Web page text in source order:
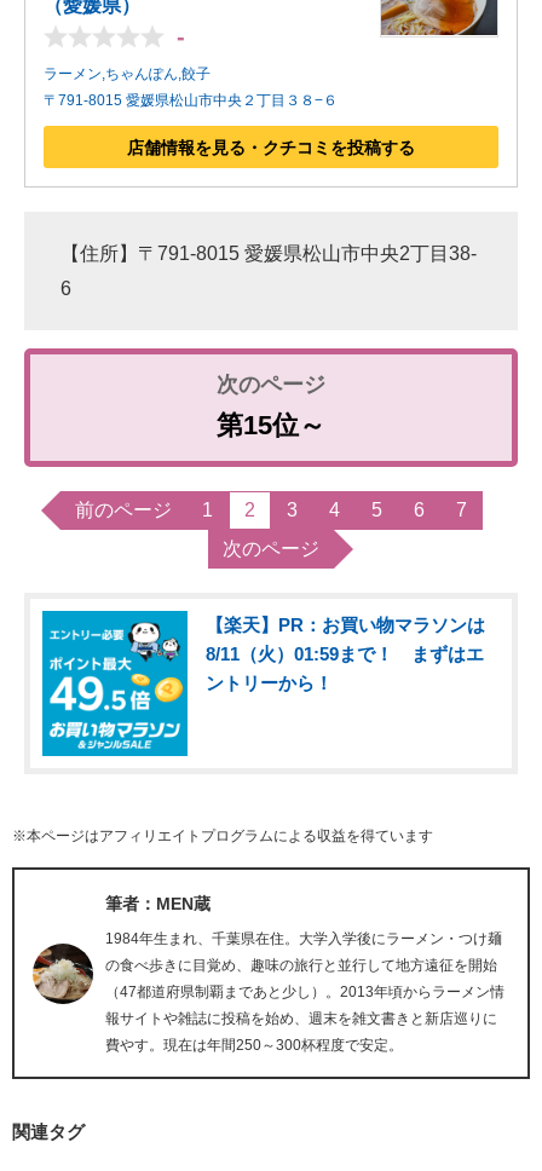
（愛媛県）
-
ラーメン,ちゃんぽん,餃子
〒791-8015 愛媛県松山市中央２丁目３８−６
店舗情報を見る・クチコミを投稿する
【住所】〒791-8015 愛媛県松山市中央2丁目38-
6
第15位～
前のページ 1 2 3 4 5 6
7
次のページ
【楽天】PR：お買い物マラソンは
8/11（火）01:59まで！ まずはエ
ントリーから！
※本ページはアフィリエイトプログラムによる収益を得ています
筆者：MEN蔵
1984年生まれ、千葉県在住。大学入学後にラーメン・つけ麺
の食べ歩きに目覚め、趣味の旅行と並行して地方遠征を開始
（47都道府県制覇まであと少し）。2013年頃からラーメン情
報サイトや雑誌に投稿を始め、週末を雑文書きと新店巡りに
費やす。現在は年間250～300杯程度で安定。
関連タグ